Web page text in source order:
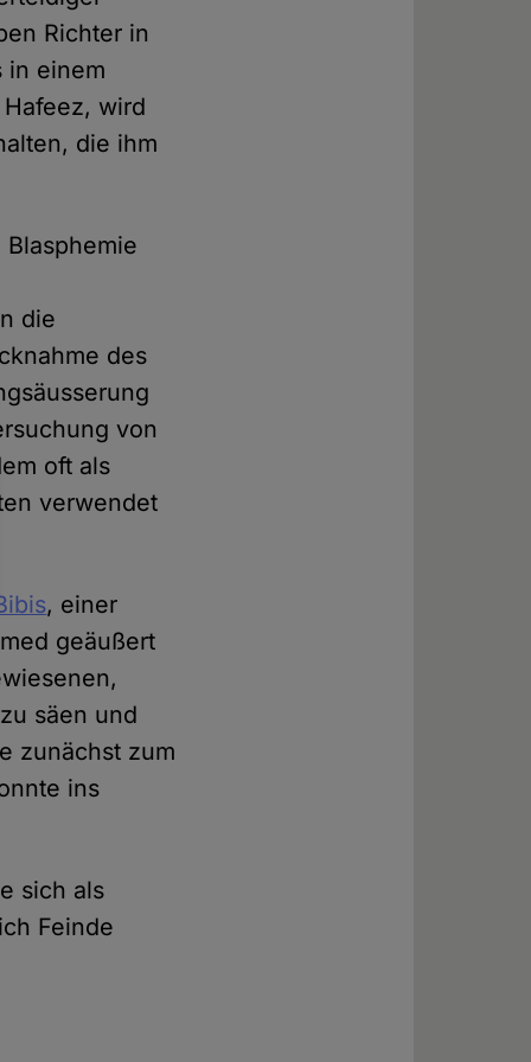
Richter in
in einem
wird
die ihm
die
des
von
oft als
verwendet
, einer
geäußert
säen und
zunächst zum
ins
sich als
Feinde